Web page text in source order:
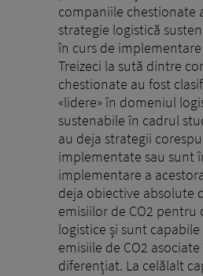
companiile chestionate
strategie logistică
în curs de
Treizeci la sută dintre
chestionate au fost
«lidere» în domeniul
sustenabile în cadrul
au deja strategii
implementate sau sunt
implementare a
deja obiective absolute
emisiilor de CO2
logistice și sunt capabile
emisiile de CO2
diferențiat. La celălalt